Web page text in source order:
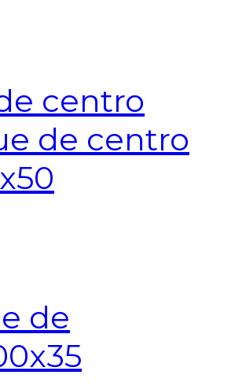
centro
de centro
de